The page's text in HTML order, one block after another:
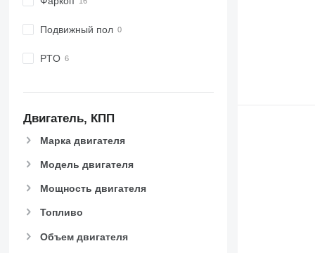
Подвижный пол
PTO
Двигатель, КПП
Марка двигателя
Модель двигателя
Мощность двигателя
Топливо
Объем двигателя